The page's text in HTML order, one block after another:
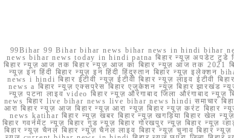
99Bihar 99 Bihar bihar news bihar news in hindi bihar
news bihar news today in hindi patna बिहार न्यूज़ अपडेट टुडे
बिहार न्यूज़ आज तक बिहार न्यूज़ आज का बिहार न्यूज़ आज तक 2021
न्यूज़ इन हिंदी बिहार न्यूज़ इन हिंदी हिंदुस्तान बिहार न्यूज़ इलेक्शन
news i hindi बिहार ईटीवी न्यूज़ ईटीवी बिहार न्यूज़ लाइव ईटीवी
news a बिहार न्यूज़ एक्सप्रेस बिहार एजुकेशन न्यूज़ बिहार झारखंड
न्यूज़ पटना लाइव video बिहार न्यूज़ औरंगाबाद जिला औरंगाबाद
news बिहार live bihar news live bihar news hindi समाचार
आरा बिहार न्यूज़ आज बिहार न्यूज़ आरा न्यूज़ बिहार न्यूज़ करंट बिहार
news katihar बिहार न्यूज़ खबर बिहार न्यूज़ खगड़िया बिहार खेल न्यूज़
बिहार गवर्नमेंट न्यूज़ बिहार गुड न्यूज़ बिहार गोरखपुर न्यूज़ बिहार
बिहार न्यूज़ चैनल बिहार न्यूज़ चैनल लाइव बिहार न्यूज़ चुनाव बिहार न्यूज़